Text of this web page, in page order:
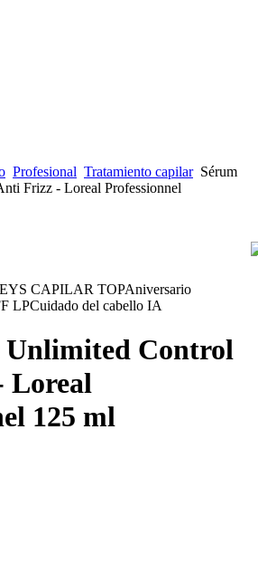
Profesional Tratamiento capilar Sérum
Frizz - Loreal Professionnel
CAPILAR TOPAniversario
LPCuidado del cabello IA
Unlimited Control
Loreal
125 ml